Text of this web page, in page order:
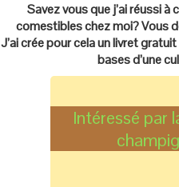
Savez vous que j’ai réussi à
comestibles chez moi? Vous
J’ai crée pour cela un livret
bases d’une
Intéressé par